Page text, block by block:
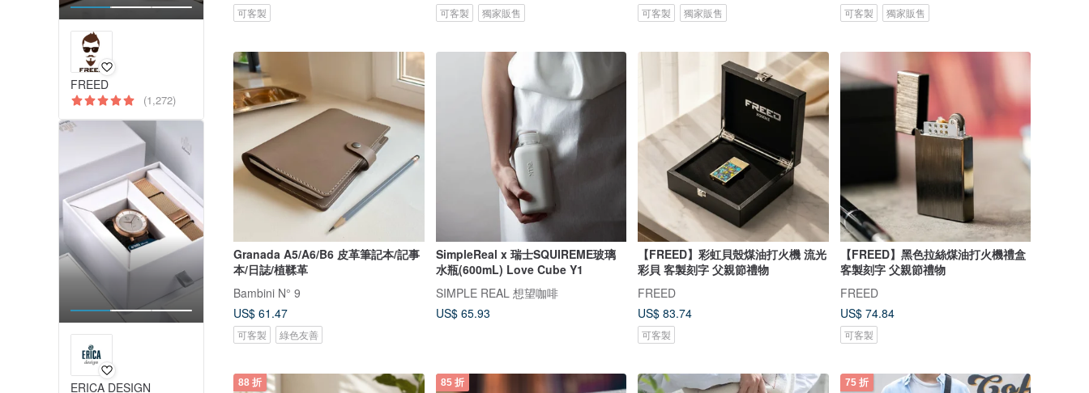
FREED
(1,272)
ERICA DESIGN
可客製 可客製 獨家販售 可客製 獨家販售 可客製 獨家販售
Granada A5/A6/B6 皮革筆記本/記事
本/日誌/植鞣革
Bambini N° 9
US$ 61.47
可客製 綠色友善
SimpleReal x 瑞士SQUIREME玻璃
水瓶(600mL) Love Cube Y1
SIMPLE REAL 想望咖啡
US$ 65.93
【FREED】彩虹貝殼煤油打火機 流光
彩貝 客製刻字 父親節禮物
FREED
US$ 83.74
可客製
【FREED】黑色拉絲煤油打火機禮盒
客製刻字 父親節禮物
FREED
US$ 74.84
可客製
88 折 85 折 75 折